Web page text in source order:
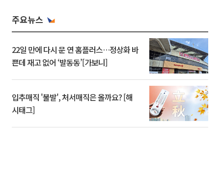
주요뉴스
22일 만에 다시 문 연 홈플러스…정상화 바
쁜데 재고 없어 ‘발동동’[가보니]
입추매직 '불발', 처서매직은 올까요? [해
시태그]